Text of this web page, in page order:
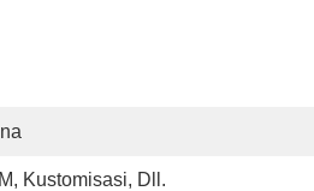
Kustomisasi, Dll.